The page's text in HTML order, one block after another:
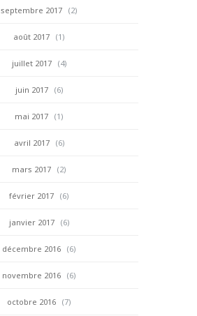
septembre 2017 (2)
août 2017 (1)
juillet 2017 (4)
juin 2017 (6)
mai 2017 (1)
avril 2017 (6)
mars 2017 (2)
février 2017 (6)
janvier 2017 (6)
décembre 2016 (6)
novembre 2016 (6)
octobre 2016 (7)